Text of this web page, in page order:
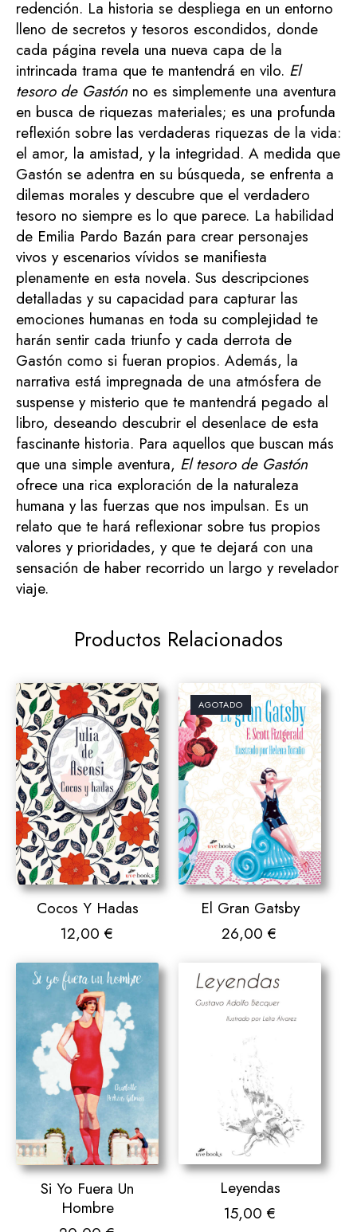
redención. La historia se despliega en un entorno
lleno de secretos y tesoros escondidos, donde
cada página revela una nueva capa de la
intrincada trama que te mantendrá en vilo. El
tesoro de Gastón no es simplemente una aventura
en busca de riquezas materiales; es una profunda
reflexión sobre las verdaderas riquezas de la vida:
el amor, la amistad, y la integridad. A medida que
Gastón se adentra en su búsqueda, se enfrenta a
dilemas morales y descubre que el verdadero
tesoro no siempre es lo que parece. La habilidad
de Emilia Pardo Bazán para crear personajes
vivos y escenarios vívidos se manifiesta
plenamente en esta novela. Sus descripciones
detalladas y su capacidad para capturar las
emociones humanas en toda su complejidad te
harán sentir cada triunfo y cada derrota de
Gastón como si fueran propios. Además, la
narrativa está impregnada de una atmósfera de
suspense y misterio que te mantendrá pegado al
libro, deseando descubrir el desenlace de esta
fascinante historia. Para aquellos que buscan más
que una simple aventura, El tesoro de Gastón
ofrece una rica exploración de la naturaleza
humana y las fuerzas que nos impulsan. Es un
relato que te hará reflexionar sobre tus propios
valores y prioridades, y que te dejará con una
sensación de haber recorrido un largo y revelador
viaje.
Productos Relacionados
Cocos Y Hadas
12,00 €
AGOTADO
El Gran Gatsby
26,00 €
Si Yo Fuera Un
Hombre
Leyendas
15,00 €